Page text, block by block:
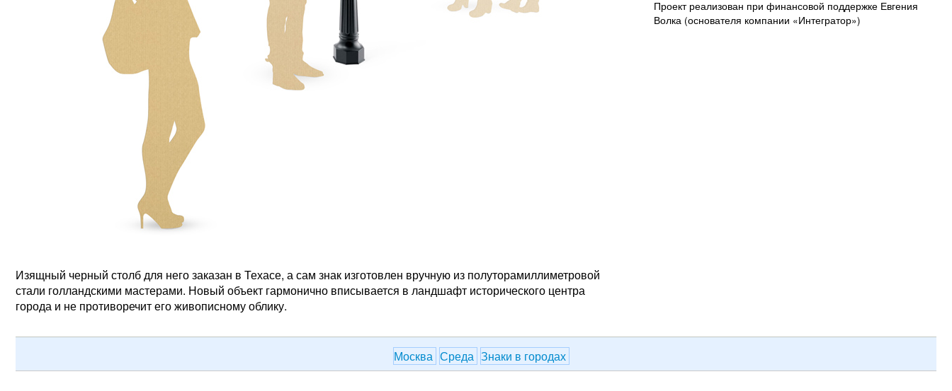
Изящный черный столб для него заказан в Техасе, а сам знак изготовлен вручную из полуторамиллиметровой
стали голландскими мастерами. Новый объект гармонично вписывается в ландшафт исторического центра
города и не противоречит его живописному облику.
Проект реализован при финансовой поддержке Евгения
Волка (основателя компании «Интегратор»)
Москва Среда Знаки в городах